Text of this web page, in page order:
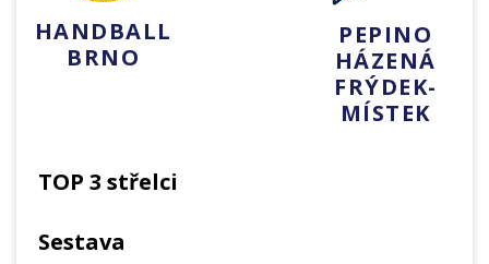
HANDBALL
BRNO
PEPINO
HÁZENÁ
FRÝDEK-
MÍSTEK
TOP 3 střelci
Sestava